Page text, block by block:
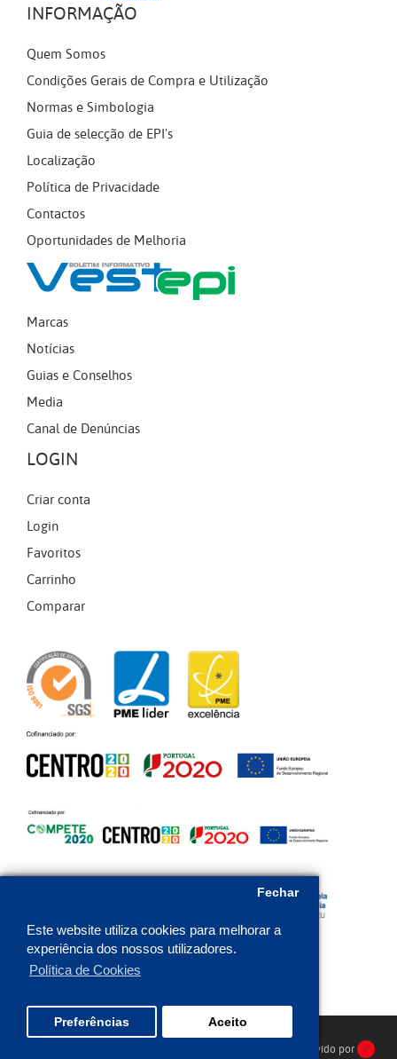
Este website utiliza cookies para melhorar a
experiência dos nossos utilizadores.
Política de Cookies
Fechar
Preferências Aceito
INFORMAÇÃO
Quem Somos
Condições Gerais de Compra e Utilização
Normas e Simbologia
Guia de selecção de EPI's
Localização
Política de Privacidade
Contactos
Oportunidades de Melhoria
Marcas
Notícias
Guias e Conselhos
Media
Canal de Denúncias
LOGIN
Criar conta
Login
Favoritos
Carrinho
Comparar
HR Protecção © 2026. Todos os direitos reservados. Desenvolvido por